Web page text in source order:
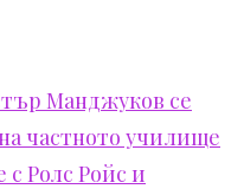
Манджуков се
частното училище
с Ролс Ройс и